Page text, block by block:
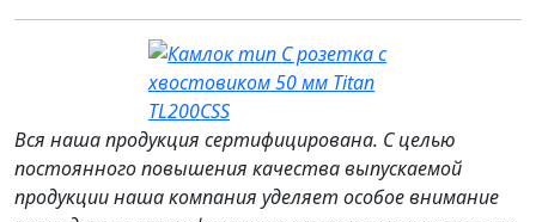
Вся наша продукция сертифицирована. С целью
постоянного повышения качества выпускаемой
продукции наша компания уделяет особое внимание